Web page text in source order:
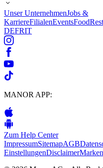
Unser UnternehmenJobs &
KarriereFilialenEventsFood
DEFRIT
MANOR APP:
Zum Help Center
ImpressumSitemapAGB
EinstellungenDisclaimer